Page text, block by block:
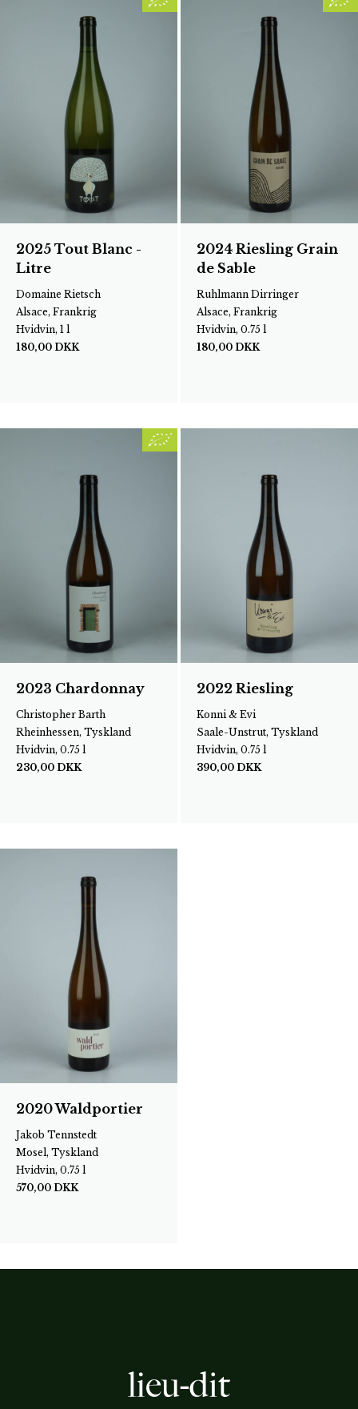
2025 Tout Blanc -
Litre
Domaine Rietsch
Alsace, Frankrig
Hvidvin, 1 l
180,00 DKK
2024 Riesling Grain
de Sable
Ruhlmann Dirringer
Alsace, Frankrig
Hvidvin, 0.75 l
180,00 DKK
2023 Chardonnay
Christopher Barth
Rheinhessen, Tyskland
Hvidvin, 0.75 l
230,00 DKK
2022 Riesling
Konni & Evi
Saale-Unstrut, Tyskland
Hvidvin, 0.75 l
390,00 DKK
2020 Waldportier
Jakob Tennstedt
Mosel, Tyskland
Hvidvin, 0.75 l
570,00 DKK